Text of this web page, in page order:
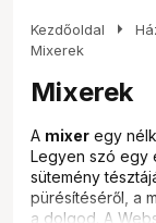
Kezdőoldal arrow_right
Mixerek
Mixerek
A mixer egy
Legyen szó egy
sütemény
pürésítéséről, a
a dolgod. A